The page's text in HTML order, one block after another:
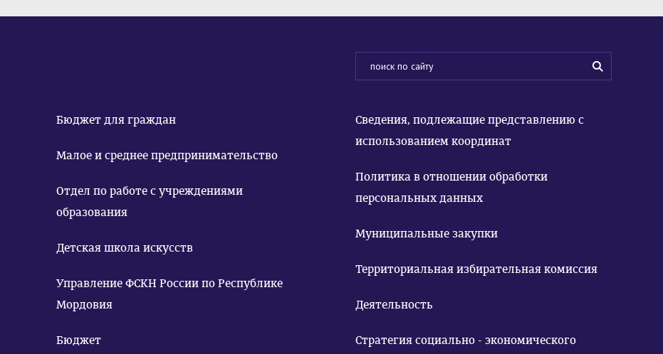
Бюджет для граждан
Малое и среднее предпринимательство
Отдел по работе с учреждениями
образования
Детская школа искусств
Управление ФСКН России по Республике
Мордовия
Бюджет
Сведения, подлежащие представлению с
использованием координат
Политика в отношении обработки
персональных данных
Муниципальные закупки
Территориальная избирательная комиссия
Деятельность
Стратегия социально - экономического